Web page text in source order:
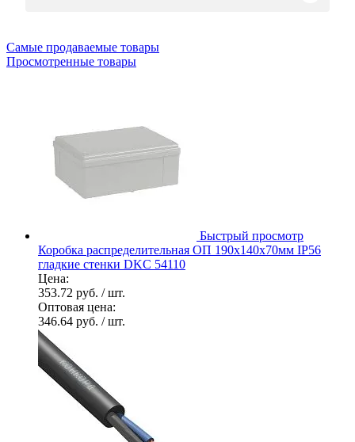
Самые продаваемые товары
Просмотренные товары
Быстрый просмотр
Коробка распределительная ОП 190х140х70мм IP56
гладкие стенки DKC 54110
Цена:
353.72 руб. / шт.
Оптовая цена:
346.64 руб. / шт.